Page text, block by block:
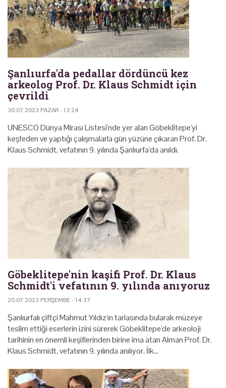
Şanlıurfa'da pedallar dördüncü kez
arkeolog Prof. Dr. Klaus Schmidt için
çevrildi
30.07.2023 PAZAR - 13:24
UNESCO Dünya Mirası Listesi'nde yer alan Göbeklitepe'yi
keşfeden ve yaptığı çalışmalarla gün yüzüne çıkaran Prof. Dr.
Klaus Schmidt, vefatının 9. yılında Şanlıurfa'da anıldı.
Göbeklitepe'nin kaşifi Prof. Dr. Klaus
Schmidt'i vefatının 9. yılında anıyoruz
20.07.2023 PERŞEMBE - 14:37
Şanlıurfalı çiftçi Mahmut Yıldız'ın tarlasında bularak müzeye
teslim ettiği eserlerin izini sürerek Göbeklitepe'de arkeoloji
tarihinin en önemli keşiflerinden birine ima atan Alman Prof. Dr.
Klaus Schmidt, vefatının 9. yılında anılıyor. İlk…